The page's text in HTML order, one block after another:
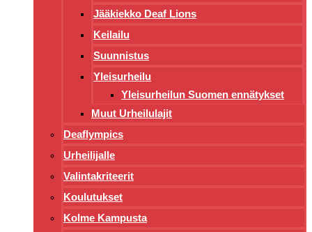
Jääkiekko Deaf Lions
Keilailu
Suunnistus
Yleisurheilu
Yleisurheilun Suomen ennätykset
Muut Urheilulajit
Deaflympics
Urheilijalle
Valintakriteerit
Koulutukset
Kolme Kampusta